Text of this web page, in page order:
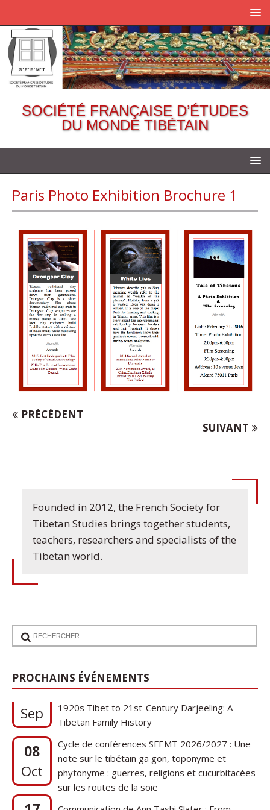
SOCIÉTÉ FRANÇAISE D’ÉTUDES
DU MONDE TIBÉTAIN
Paris Photo Exhibition Brochure 1
PRÉCÉDENT
SUIVANT
Founded in 2012, the French Society for
Tibetan Studies brings together students,
teachers, researchers and specialists of the
Tibetan world.
PROCHAINS ÉVÉNEMENTS
17
Communication de Ann Tashi Slater : From
Tibetan Family History
08
Oct
Cycle de conférences SFEMT 2026/2027 : Une
note sur le tibétain ga gon, toponyme et
phytonyme : guerres, religions et cucurbitacées
sur les routes de la soie
17